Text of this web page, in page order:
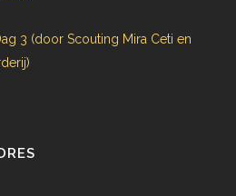
3 (door Scouting Mira Ceti en